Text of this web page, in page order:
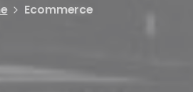
Ecommerce